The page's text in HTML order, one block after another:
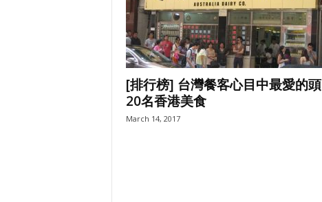
[排行榜] 台灣餐客心目中最愛的頭
20名香港美食
March 14, 2017